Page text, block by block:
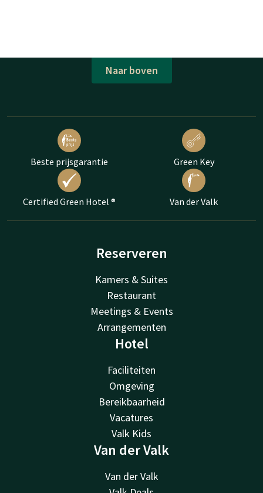
Naar boven
Beste prijsgarantie Green Key
Certified Green Hotel ® Van der Valk
Reserveren
Kamers & Suites
Restaurant
Meetings & Events
Arrangementen
Hotel
Faciliteiten
Omgeving
Bereikbaarheid
Vacatures
Valk Kids
Van der Valk
Van der Valk